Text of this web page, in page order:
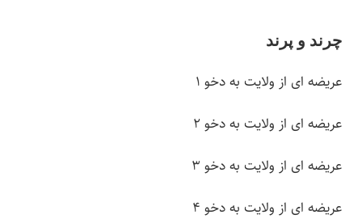
چرند و پرند
عریضه ای از ولایت به دخو ۱
عریضه ای از ولایت به دخو ۲
عریضه ای از ولایت به دخو ۳
عریضه ای از ولایت به دخو ۴